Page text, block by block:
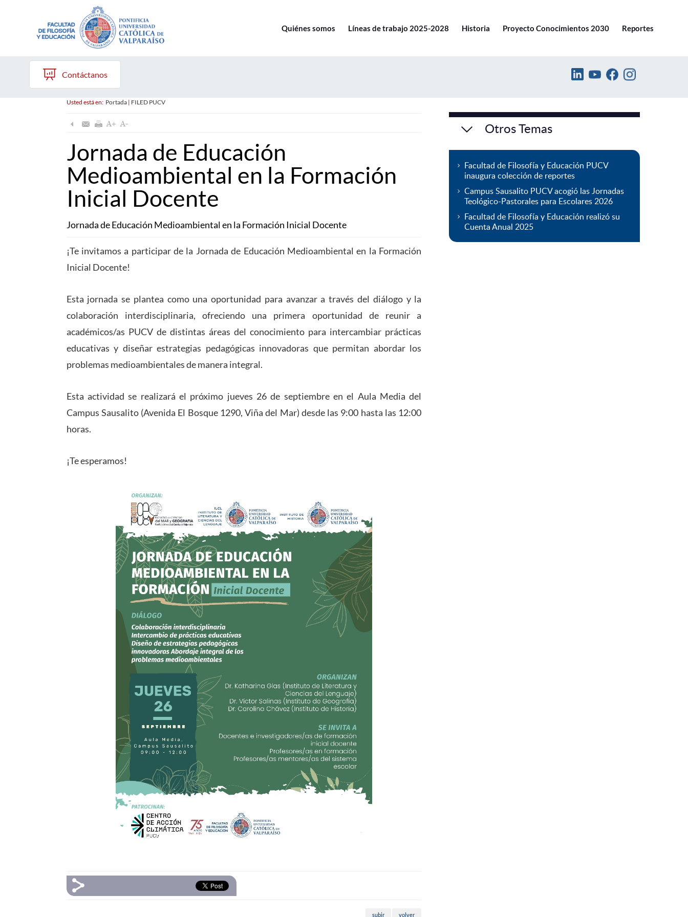
Quiénes somos Líneas de trabajo 2025-2028 Historia Proyecto Conocimientos 2030 Reportes
Contáctanos
Usted está en: Portada| FILED PUCV
Jornada de Educación
Medioambiental en la Formación
Inicial Docente
Jornada de Educación Medioambiental en la Formación Inicial Docente
¡Te invitamos a participar de la Jornada de Educación Medioambiental en la Formación
Inicial Docente!
Esta jornada se plantea como una oportunidad para avanzar a través del diálogo y la
colaboración interdisciplinaria, ofreciendo una primera oportunidad de reunir a
académicos/as PUCV de distintas áreas del conocimiento para intercambiar prácticas
educativas y diseñar estrategias pedagógicas innovadoras que permitan abordar los
problemas medioambientales de manera integral.
Esta actividad se realizará el próximo jueves 26 de septiembre en el Aula Media del
Campus Sausalito (Avenida El Bosque 1290, Viña del Mar) desde las 9:00 hasta las 12:00
horas.
¡Te esperamos!
subir volver
Otros Temas
Facultad de Filosofía y Educación PUCV
inaugura colección de reportes
Campus Sausalito PUCV acogió las Jornadas
Teológico-Pastorales para Escolares 2026
Facultad de Filosofía y Educación realizó su
Cuenta Anual 2025